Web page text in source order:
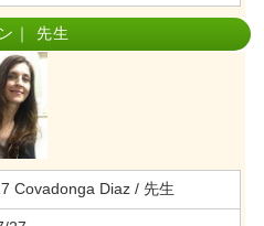
｜ 先生
Covadonga Diaz / 先生